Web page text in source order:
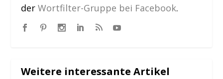
derWortfilter-Gruppe bei Facebook.
Weitere interessante Artikel